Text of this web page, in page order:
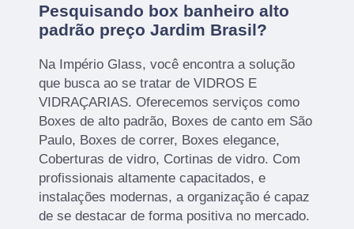
Pesquisando box banheiro alto
padrão preço Jardim Brasil?
Na Império Glass, você encontra a solução
que busca ao se tratar de VIDROS E
VIDRAÇARIAS. Oferecemos serviços como
Boxes de alto padrão, Boxes de canto em São
Paulo, Boxes de correr, Boxes elegance,
Coberturas de vidro, Cortinas de vidro. Com
profissionais altamente capacitados, e
instalações modernas, a organização é capaz
de se destacar de forma positiva no mercado.